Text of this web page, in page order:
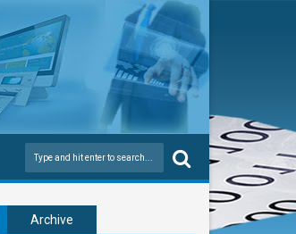
Archive